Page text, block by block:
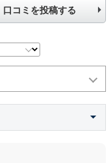
口コミを投稿する